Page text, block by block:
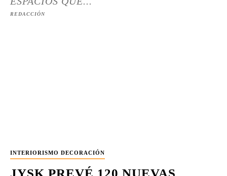
REDACCIÓN
INTERIORISMO DECORACIÓN
JYSK PREVÉ 120 NUEVAS